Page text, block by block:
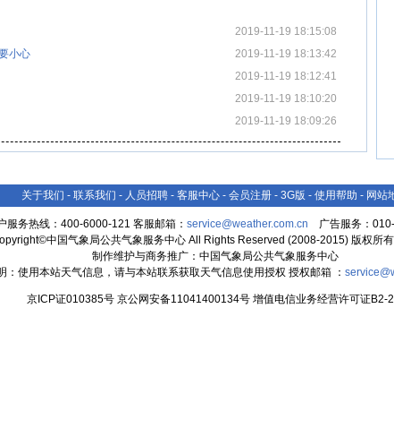
2019-11-19 18:15:08
小心
2019-11-19 18:13:42
2019-11-19 18:12:41
2019-11-19 18:10:20
2019-11-19 18:09:26
关于我们 - 联系我们 - 人员招聘 - 客服中心 - 会员注册 - 3G版 - 使用帮助 - 网站
服务热线：400-6000-121 客服邮箱： service@weather.com.cn 广告服务：
中国气象局公共气象服务中心 All Rights Reserved (2008-2015) 版权所
制作维护与商务推广：中国气象局公共气象服务中心
：使用本站天气信息，请与本站联系获取天气信息使用授权 授权邮箱 ：
京ICP证010385号 京公网安备11041400134号 增值电信业务经营许可证B2-